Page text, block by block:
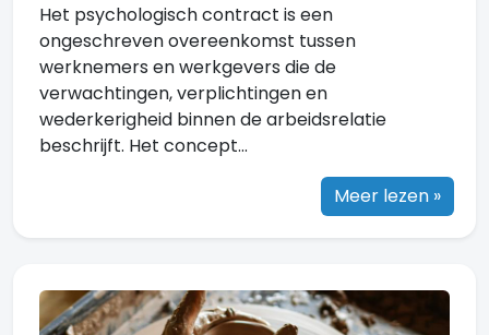
Het psychologisch contract is een
ongeschreven overeenkomst tussen
werknemers en werkgevers die de
verwachtingen, verplichtingen en
wederkerigheid binnen de arbeidsrelatie
beschrijft. Het concept...
Meer lezen »